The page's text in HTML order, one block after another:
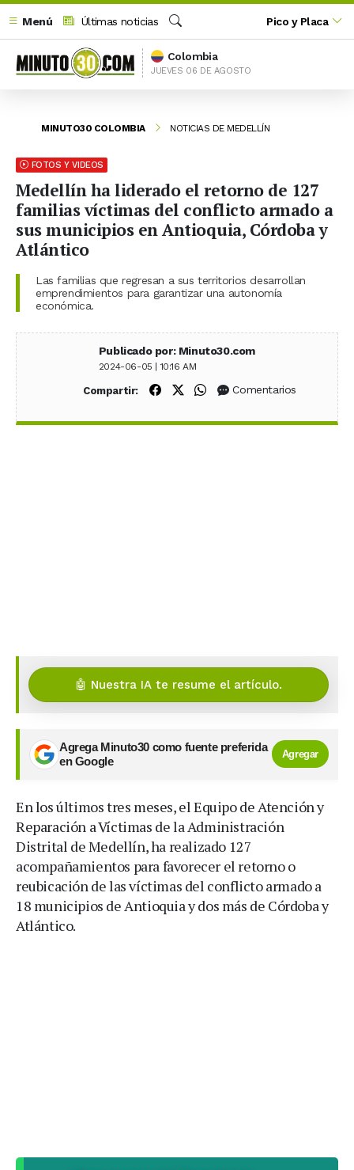
Menú
Últimas noticias
Buscar
Pico y Placa
Colombia
JUEVES 06 DE AGOSTO
MINUTO30 COLOMBIA NOTICIAS DE MEDELLÍN
FOTOS Y VIDEOS
Medellín ha liderado el retorno de 127
familias víctimas del conflicto armado a
sus municipios en Antioquia, Córdoba y
Atlántico
Las familias que regresan a sus territorios desarrollan
emprendimientos para garantizar una autonomía
económica.
Publicado por: Minuto30.com
2024-06-05 | 10:16 AM
Compartir: Compartir en Facebook
Compartir en X (Twitter)
Compartir en WhatsApp
Comentarios
🤖 Nuestra IA te resume el artículo.
Agrega Minuto30 como fuente preferida
en Google
Agregar
En los últimos tres meses, el Equipo de Atención y
Reparación a Víctimas de la Administración
Distrital de Medellín, ha realizado 127
acompañamientos para favorecer el retorno o
reubicación de las víctimas del conflicto armado a
18 municipios de Antioquia y dos más de Córdoba y
Atlántico.